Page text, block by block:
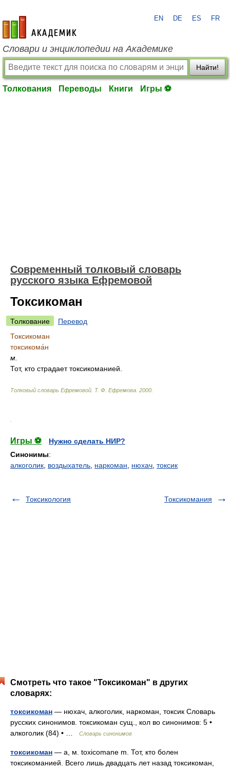
academic.ru
EN DE ES FR
Словари и энциклопедии на Академике
Найти!
Толкования Переводы Книги Игры ⚽
Современный толковый словарь
русского языка Ефремовой
Токсикоман
Толкование
Перевод
Токсикоман
токсикома́н
м.
Тот, кто страдает токсикоманией.
Толковый словарь Ефремовой Т. Ф. Ефремова. 2000
Игры ⚽
Нужно сделать НИР?
Синонимы:
алкоголик воздыхатель наркоман нюхач токсик
Токсикология Токсикомания
Смотреть что такое "Токсикоман" в других
словарях:
токсикоман — нюхач, алкоголик, наркоман, токсик Словарь
русских синонимов. токсикоман сущ., кол во синонимов: 5 •
алкоголик (84) • …
Словарь синонимов
токсикоман — а, м. toxicomane m. Тот, кто болен
токсикоманией. Всего лишь двадцать лет назад токсикоман,